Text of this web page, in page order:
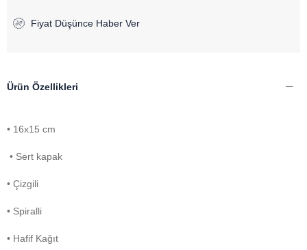
Fiyat Düşünce Haber Ver
Ürün Özellikleri
• 16x15 cm
• Sert kapak
• Çizgili
• Spiralli
• Hafif Kağıt